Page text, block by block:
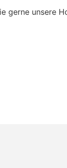
gerne unsere